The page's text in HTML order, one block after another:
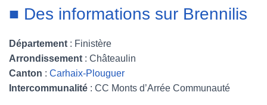
■ Des informations sur Brennilis
Département : Finistère
Arrondissement : Châteaulin
Canton : Carhaix-Plouguer
Intercommunalité : CC Monts d’Arrée Communauté